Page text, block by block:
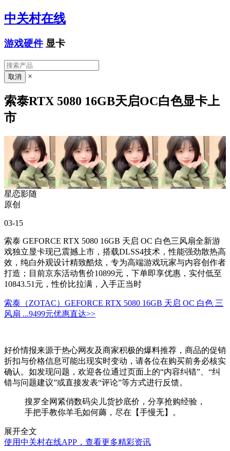
中关村在线
游戏硬件 显卡
×
索泰RTX 5080 16GB天启OC白色显卡上
市
星恋影随
原创
03-15
索泰 GEFORCE RTX 5080 16GB 天启 OC 白色三风扇全新游
戏独立显卡现已震撼上市，搭载DLSS4技术，性能强劲散热高
效，纯白外观设计精致酷炫，专为高端游戏玩家与内容创作者
打造；目前京东活动售价10899元，下单即享优惠，实付低至
10843.51元，性价比拉满，入手正当时
索泰（ZOTAC）GEFORCE RTX 5080 16GB 天启 OC 白色 三
风扇 ...9499元优惠直达>>
好价情报来源于热心网友及商家积极的爆料推荐，商品的促销
折扣与价格信息可能出现实时变动，请各位在购买前务必核实
确认。如发现问题，欢迎各位通过页面上的“内容纠错”、“纠
错与问题建议”或直接发表“评论”等方式进行反馈。
搜罗全网紧俏数码尖儿货抄底价，分享抢购经验，
手把手教你羊毛如何薅，尽在【手慢无】。
展开全文
使用中关村在线APP，查看更多精彩资讯